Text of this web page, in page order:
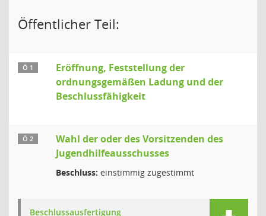
Öffentlicher Teil:
Ö 1
Eröffnung, Feststellung der
ordnungsgemäßen Ladung und der
Beschlussfähigkeit
Ö 2
Wahl der oder des Vorsitzenden des
Jugendhilfeausschusses
Beschluss: einstimmig zugestimmt
Beschlussausfertigung